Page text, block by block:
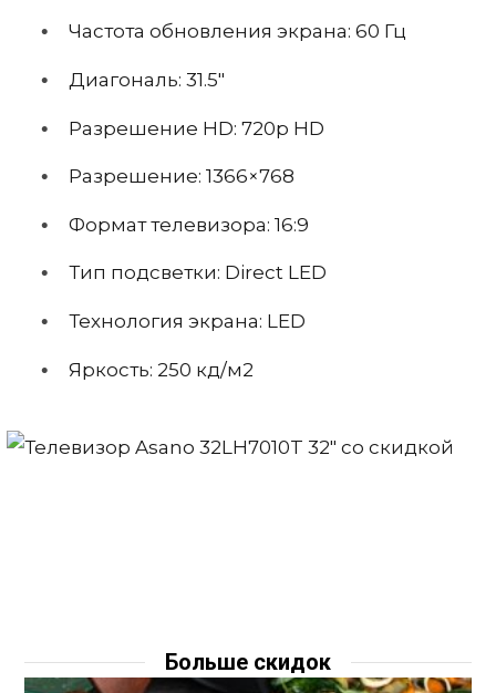
Частота обновления экрана: 60 Гц
Диагональ: 31.5″
Разрешение HD: 720p HD
Разрешение: 1366×768
Формат телевизора: 16:9
Тип подсветки: Direct LED
Технология экрана: LED
Яркость: 250 кд/м2
Больше скидок